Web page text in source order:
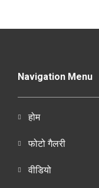
Navigation Menu
होम
फोटो गैलरी
वीडियो